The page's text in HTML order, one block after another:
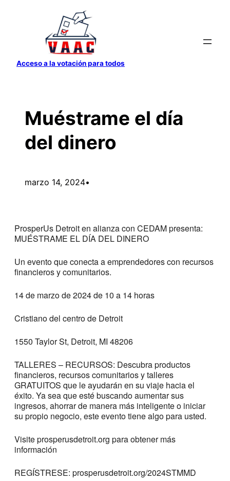
contenido
Acceso a la votación para todos
Muéstrame el día
del dinero
marzo 14, 2024•
ProsperUs Detroit en alianza con CEDAM presenta:
MUÉSTRAME EL DÍA DEL DINERO
Un evento que conecta a emprendedores con recursos
financieros y comunitarios.
14 de marzo de 2024 de 10 a 14 horas
Cristiano del centro de Detroit
1550 Taylor St, Detroit, MI 48206
TALLERES – RECURSOS: Descubra productos
financieros, recursos comunitarios y talleres
GRATUITOS que le ayudarán en su viaje hacia el
éxito. Ya sea que esté buscando aumentar sus
ingresos, ahorrar de manera más inteligente o iniciar
su propio negocio, este evento tiene algo para usted.
Visite prosperusdetroit.org para obtener más
información
REGÍSTRESE: prosperusdetroit.org/2024STMMD